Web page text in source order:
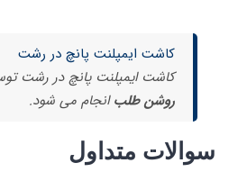
کاشت ایمپلنت پانچ در رشت
کاشت ایمپلنت پانچ در رشت
روشن طلبانجام می شود.
سوالات متداول